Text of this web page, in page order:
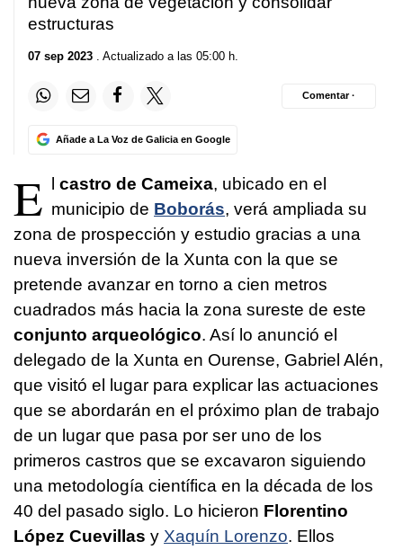
estructuras
07 sep 2023 . Actualizado a las 05:00 h.
Añade a La Voz de Galicia en Google
Comentar ·
E l castro de Cameixa, ubicado en el
municipio de Boborás, verá ampliada su
zona de prospección y estudio gracias a una
nueva inversión de la Xunta con la que se
pretende avanzar en torno a cien metros
cuadrados más hacia la zona sureste de este
conjunto arqueológico. Así lo anunció el
delegado de la Xunta en Ourense, Gabriel Alén,
que visitó el lugar para explicar las actuaciones
que se abordarán en el próximo plan de trabajo
de un lugar que pasa por ser uno de los
primeros castros que se excavaron siguiendo
una metodología científica en la década de los
40 del pasado siglo. Lo hicieron Florentino
López Cuevillas y Xaquín Lorenzo. Ellos